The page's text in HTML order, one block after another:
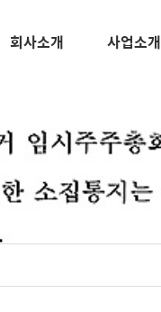
회사소개 사업소개